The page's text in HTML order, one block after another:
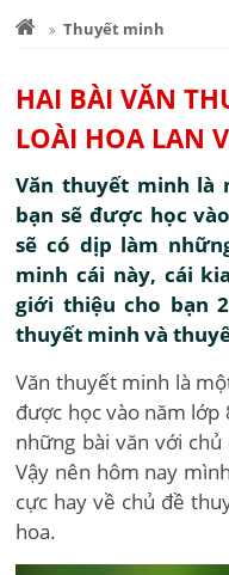
Thuyết minh
HAI BÀI VĂN
LOÀI HOA LAN
Văn thuyết minh là
bạn sẽ được học
sẽ có dịp làm
minh cái này, cái
giới thiệu cho bạn
thuyết minh và
Văn thuyết minh là
được học vào năm lớp
những bài văn với
Vậy nên hôm nay
cực hay về chủ đề
hoa.